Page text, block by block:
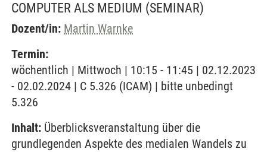
COMPUTER ALS MEDIUM (SEMINAR)
Dozent/in: Martin Warnke
Termin:
wöchentlich | Mittwoch | 10:15 - 11:45 | 02.12.2023
- 02.02.2024 | C 5.326 (ICAM) | bitte unbedingt
5.326
Inhalt: Überblicksveranstaltung über die
grundlegenden Aspekte des medialen Wandels zu